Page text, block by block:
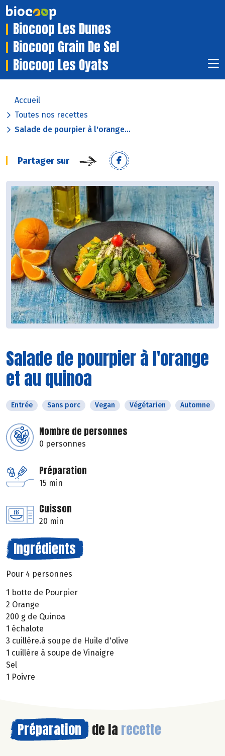
Biocoop Les Dunes
Biocoop Grain De Sel
Biocoop Les Oyats
Accueil
Toutes nos recettes
Salade de pourpier à l'orange...
Partager sur
Salade de pourpier à l'orange
et au quinoa
Entrée Sans porc Vegan Végétarien Automne
Nombre de personnes
0 personnes
Préparation
15 min
Cuisson
20 min
Ingrédients
Pour 4 personnes
1 botte de Pourpier
2 Orange
200 g de Quinoa
1 échalote
3 cuillère.à soupe de Huile d'olive
1 cuillère à soupe de Vinaigre
Sel
1 Poivre
Préparation de la recette